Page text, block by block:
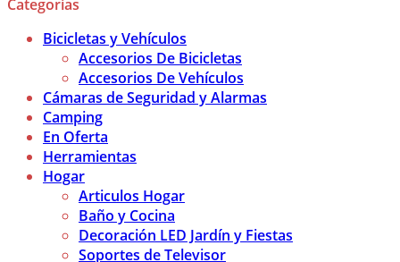
Categorías
Bicicletas y Vehículos
Accesorios De Bicicletas
Accesorios De Vehículos
Cámaras de Seguridad y Alarmas
Camping
En Oferta
Herramientas
Hogar
Articulos Hogar
Baño y Cocina
Decoración LED Jardín y Fiestas
Soportes de Televisor